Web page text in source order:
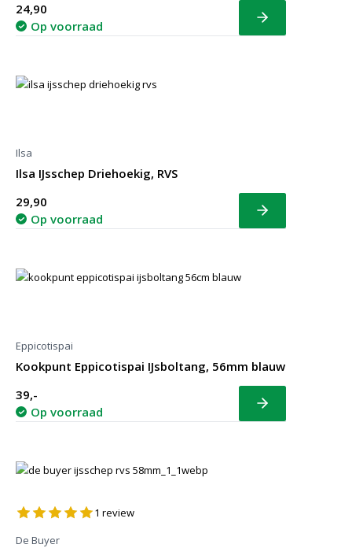
24,90
Op voorraad
Bekijk
Ilsa
Ilsa IJsschep Driehoekig, RVS
29,90
Op voorraad
Bekijk
Eppicotispai
Kookpunt Eppicotispai IJsboltang, 56mm blauw
39,-
Op voorraad
Bekijk
1 review
De Buyer